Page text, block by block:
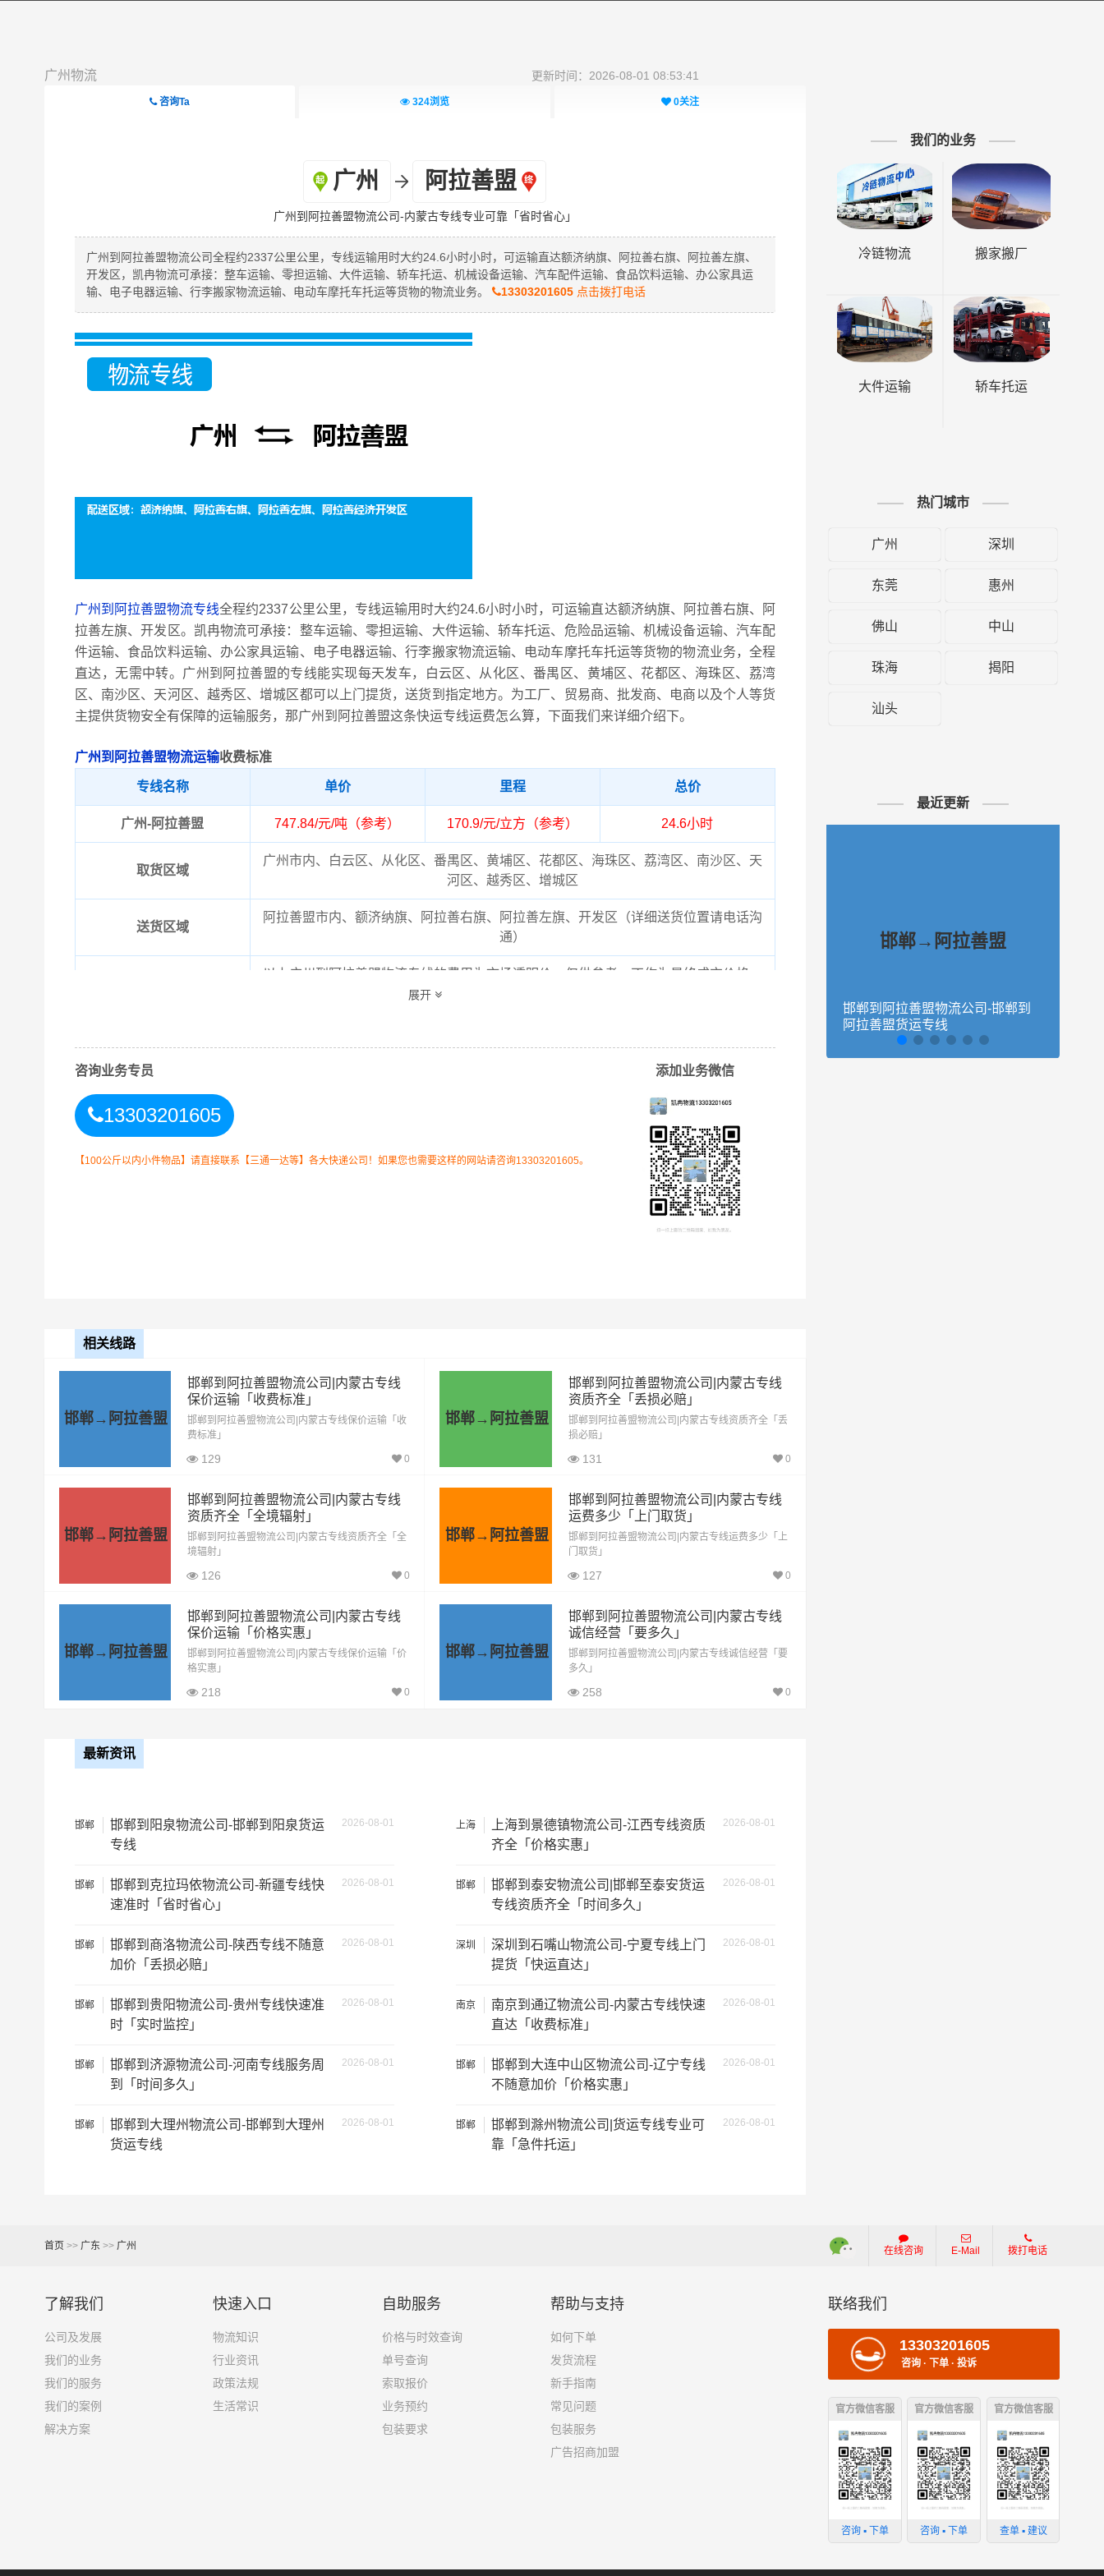
广州物流 更新时间：2026-08-01 08:53:41
咨询Ta 324浏览 0关注
广州 阿拉善盟
广州到阿拉善盟物流公司-内蒙古专线专业可靠「省时省心」
广州到阿拉善盟物流公司全程约2337公里公里，专线运输用时大约24.6小时小时，可运输直达额济纳旗、阿拉善右旗、阿拉善左旗、
开发区，凯冉物流可承接：整车运输、零担运输、大件运输、轿车托运、机械设备运输、汽车配件运输、食品饮料运输、办公家具运
输、电子电器运输、行李搬家物流运输、电动车摩托车托运等货物的物流业务。
13303201605点击拨打电话
广州到阿拉善盟物流专线全程约2337公里公里，专线运输用时大约24.6小时小时，可运输直达额济纳旗、阿拉善右旗、阿
拉善左旗、开发区。凯冉物流可承接：整车运输、零担运输、大件运输、轿车托运、危险品运输、机械设备运输、汽车配
件运输、食品饮料运输、办公家具运输、电子电器运输、行李搬家物流运输、电动车摩托车托运等货物的物流业务，全程
直达，无需中转。广州到阿拉善盟的专线能实现每天发车，白云区、从化区、番禺区、黄埔区、花都区、海珠区、荔湾
区、南沙区、天河区、越秀区、增城区都可以上门提货，送货到指定地方。为工厂、贸易商、批发商、电商以及个人等货
主提供货物安全有保障的运输服务，那广州到阿拉善盟这条快运专线运费怎么算，下面我们来详细介绍下。
广州到阿拉善盟物流运输收费标准
专线名称 单价 里程 总价
广州-阿拉善盟 747.84/元/吨（参考） 170.9/元/立方（参考） 24.6小时
取货区域
广州市内、白云区、从化区、番禺区、黄埔区、花都区、海珠区、荔湾区、南沙区、天
河区、越秀区、增城区
送货区域
阿拉善盟市内、额济纳旗、阿拉善右旗、阿拉善左旗、开发区（详细送货位置请电话沟
通）
以上广州到阿拉善盟物流专线的费用为市场透明价，仅供参考，不作为最终成交价格，
望知晓！实际费用需要结合实际您的需求和货物特性来确定最终合作价格，可咨询凯冉
6.8米高栏
9.6米高栏 7.5元 17527.5元
13米高栏
17.5米平板 2337公里
整车运输价格计算方式通常是按单价×公里，以上报价为市场透明价，仅供参考，不作为
最终成交价格，望知晓！
根据货物类型选择合适车型
3.2米货车 1.2吨
4.2米货车 5吨
5.2米货车 31立方 8吨 5.2×2.4×2.6
9.6米货车
其他货主物流经验分享
已发过广州到阿拉善盟物流专线的货主告诉大家如果你选择了一家不靠谱的物流公司，可能会面临以下风险和损失：
1、包裹丢失或损坏：不靠谱的物流公司可能会在运输过程中丢失或损坏你的包裹，导致你的物品无法送达或受到损坏；
4、安全风险：不靠谱的物流公司可能会存在安全风险，例如不遵守运输规定、不保障货物安全等；
展开
咨询业务专员
13303201605
【100公斤以内小件物品】请直接联系【三通一达等】各大快递公司！如果您也需要这样的网站请咨询13303201605。
添加业务微信
相关线路
邯郸→阿拉善盟
邯郸到阿拉善盟物流公司|内蒙古专线
保价运输「收费标准」
邯郸到阿拉善盟物流公司|内蒙古专线保价运输「收
费标准」
129 0
邯郸→阿拉善盟
邯郸到阿拉善盟物流公司|内蒙古专线
资质齐全「丢损必赔」
邯郸到阿拉善盟物流公司|内蒙古专线资质齐全「丢
损必赔」
131 0
邯郸→阿拉善盟
邯郸到阿拉善盟物流公司|内蒙古专线
资质齐全「全境辐射」
邯郸到阿拉善盟物流公司|内蒙古专线资质齐全「全
境辐射」
126 0
邯郸→阿拉善盟
邯郸到阿拉善盟物流公司|内蒙古专线
运费多少「上门取货」
邯郸到阿拉善盟物流公司|内蒙古专线运费多少「上
门取货」
127 0
邯郸→阿拉善盟
邯郸到阿拉善盟物流公司|内蒙古专线
保价运输「价格实惠」
邯郸到阿拉善盟物流公司|内蒙古专线保价运输「价
格实惠」
218 0
邯郸→阿拉善盟
邯郸到阿拉善盟物流公司|内蒙古专线
诚信经营「要多久」
邯郸到阿拉善盟物流公司|内蒙古专线诚信经营「要
多久」
258 0
最新资讯
邯郸 2026-08-01
邯郸到阳泉物流公司-邯郸到阳泉货运
专线
邯郸 2026-08-01
邯郸到克拉玛依物流公司-新疆专线快
速准时「省时省心」
邯郸 2026-08-01
邯郸到商洛物流公司-陕西专线不随意
加价「丢损必赔」
邯郸 2026-08-01
邯郸到贵阳物流公司-贵州专线快速准
时「实时监控」
邯郸 2026-08-01
邯郸到济源物流公司-河南专线服务周
到「时间多久」
邯郸 2026-08-01
邯郸到大理州物流公司-邯郸到大理州
货运专线
上海 2026-08-01
上海到景德镇物流公司-江西专线资质
齐全「价格实惠」
邯郸 2026-08-01
邯郸到泰安物流公司|邯郸至泰安货运
专线资质齐全「时间多久」
深圳 2026-08-01
深圳到石嘴山物流公司-宁夏专线上门
提货「快运直达」
南京 2026-08-01
南京到通辽物流公司-内蒙古专线快速
直达「收费标准」
邯郸 2026-08-01
邯郸到大连中山区物流公司-辽宁专线
不随意加价「价格实惠」
邯郸 2026-08-01
邯郸到滁州物流公司|货运专线专业可
靠「急件托运」
我们的业务
冷链物流 搬家搬厂
大件运输 轿车托运
热门城市
广州 深圳
东莞 惠州
佛山 中山
珠海 揭阳
汕头
最近更新
邯郸→阿拉善盟
邯郸到阿拉善盟物流公司-邯郸到
阿拉善盟货运专线
首页 >> 广东 >> 广州 在线咨询 E-Mail 拨打电话
了解我们
公司及发展
我们的业务
我们的服务
我们的案例
解决方案
快速入口
物流知识
行业资讯
政策法规
生活常识
自助服务
价格与时效查询
单号查询
索取报价
业务预约
包装要求
帮助与支持
如何下单
发货流程
新手指南
常见问题
包装服务
广告招商加盟
联络我们
13303201605
咨询 · 下单 · 投诉
官方微信客服
咨询 ▪ 下单
官方微信客服
咨询 ▪ 下单
官方微信客服
查单 ▪ 建议